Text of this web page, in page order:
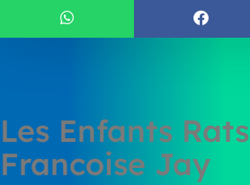
Les Enfants Rats
Francoise Jay